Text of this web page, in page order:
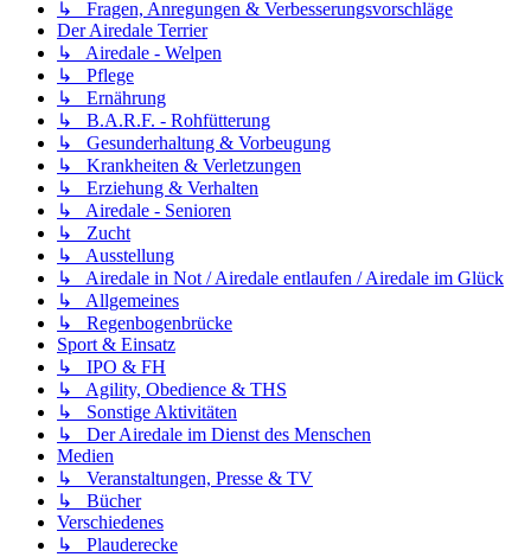
↳ Fragen, Anregungen & Verbesserungsvorschläge
Der Airedale Terrier
↳ Airedale - Welpen
↳ Pflege
↳ Ernährung
↳ B.A.R.F. - Rohfütterung
↳ Gesunderhaltung & Vorbeugung
↳ Krankheiten & Verletzungen
↳ Erziehung & Verhalten
↳ Airedale - Senioren
↳ Zucht
↳ Ausstellung
↳ Airedale in Not / Airedale entlaufen / Airedale im Glück
↳ Allgemeines
↳ Regenbogenbrücke
Sport & Einsatz
↳ IPO & FH
↳ Agility, Obedience & THS
↳ Sonstige Aktivitäten
↳ Der Airedale im Dienst des Menschen
Medien
↳ Veranstaltungen, Presse & TV
↳ Bücher
Verschiedenes
↳ Plauderecke